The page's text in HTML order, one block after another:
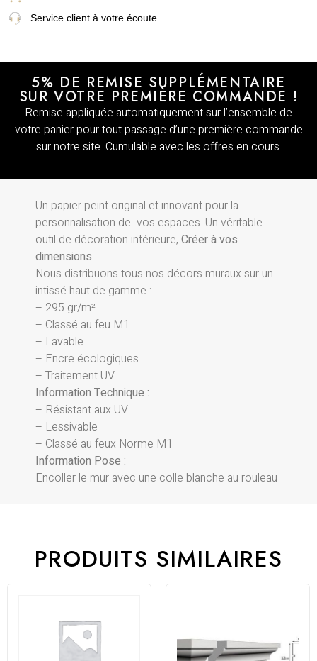
Service client à votre écoute
5% DE REMISE SUPPLÉMENTAIRE
SUR VOTRE PREMIÈRE COMMANDE !
Remise appliquée automatiquement sur l’ensemble de
votre panier pour tout passage d’une première commande
sur notre site. Cumulable avec les offres en cours.
Un papier peint original et innovant pour la
personnalisation de vos espaces. Un véritable
outil de décoration intérieure, Créer à vos
dimensions
Nous distribuons tous nos décors muraux sur un
intissé haut de gamme :
– 295 gr/m²
– Classé au feu M1
– Lavable
– Encre écologiques
– Traitement UV
Information Technique :
– Résistant aux UV
– Lessivable
– Classé au feux Norme M1
Information Pose :
Encoller le mur avec une colle blanche au rouleau
PRODUITS SIMILAIRES